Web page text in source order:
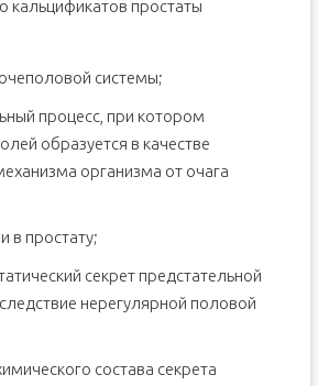
кальцификатов простаты
системы;
процесс, при котором
образуется в качестве
организма от очага
в простату;
секрет предстательной
нерегулярной половой
состава секрета